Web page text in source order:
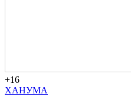
+16
ХАНУМА